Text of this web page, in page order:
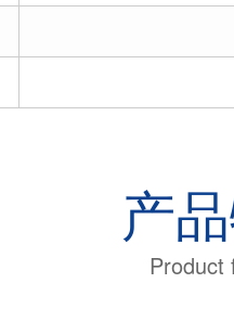
产
Product